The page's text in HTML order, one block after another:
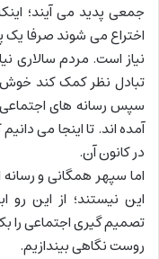
جمعی پدید می آیند؛
اختراع می شوند صرفا یک
نیاز است. مردم سالاری
تبادل نظر کمک کند
سپس رسانه های
آمده اند. تا اینجا می
در کانون آن.
اما سپهر همگانی و
این نیستند؛ از این
تصمیم گیری اجتماعی را
روست نگاهی بیندازیم.